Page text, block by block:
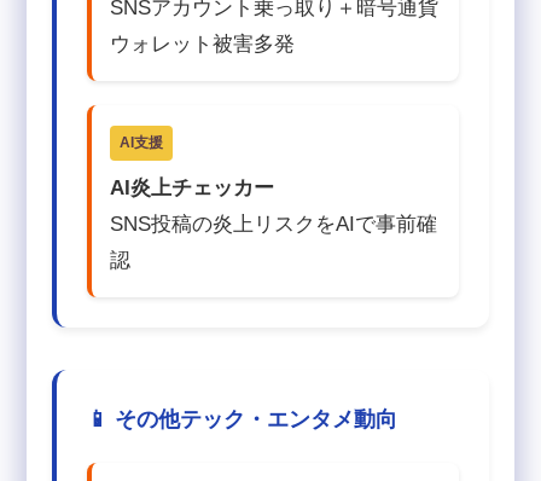
SNSアカウント乗っ取り＋暗号通貨
ウォレット被害多発
AI支援
AI炎上チェッカー
SNS投稿の炎上リスクをAIで事前確
認
📱 その他テック・エンタメ動向